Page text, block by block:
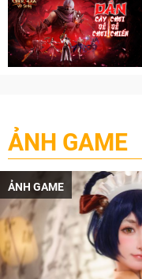
ẢNH GAME
ẢNH GAME